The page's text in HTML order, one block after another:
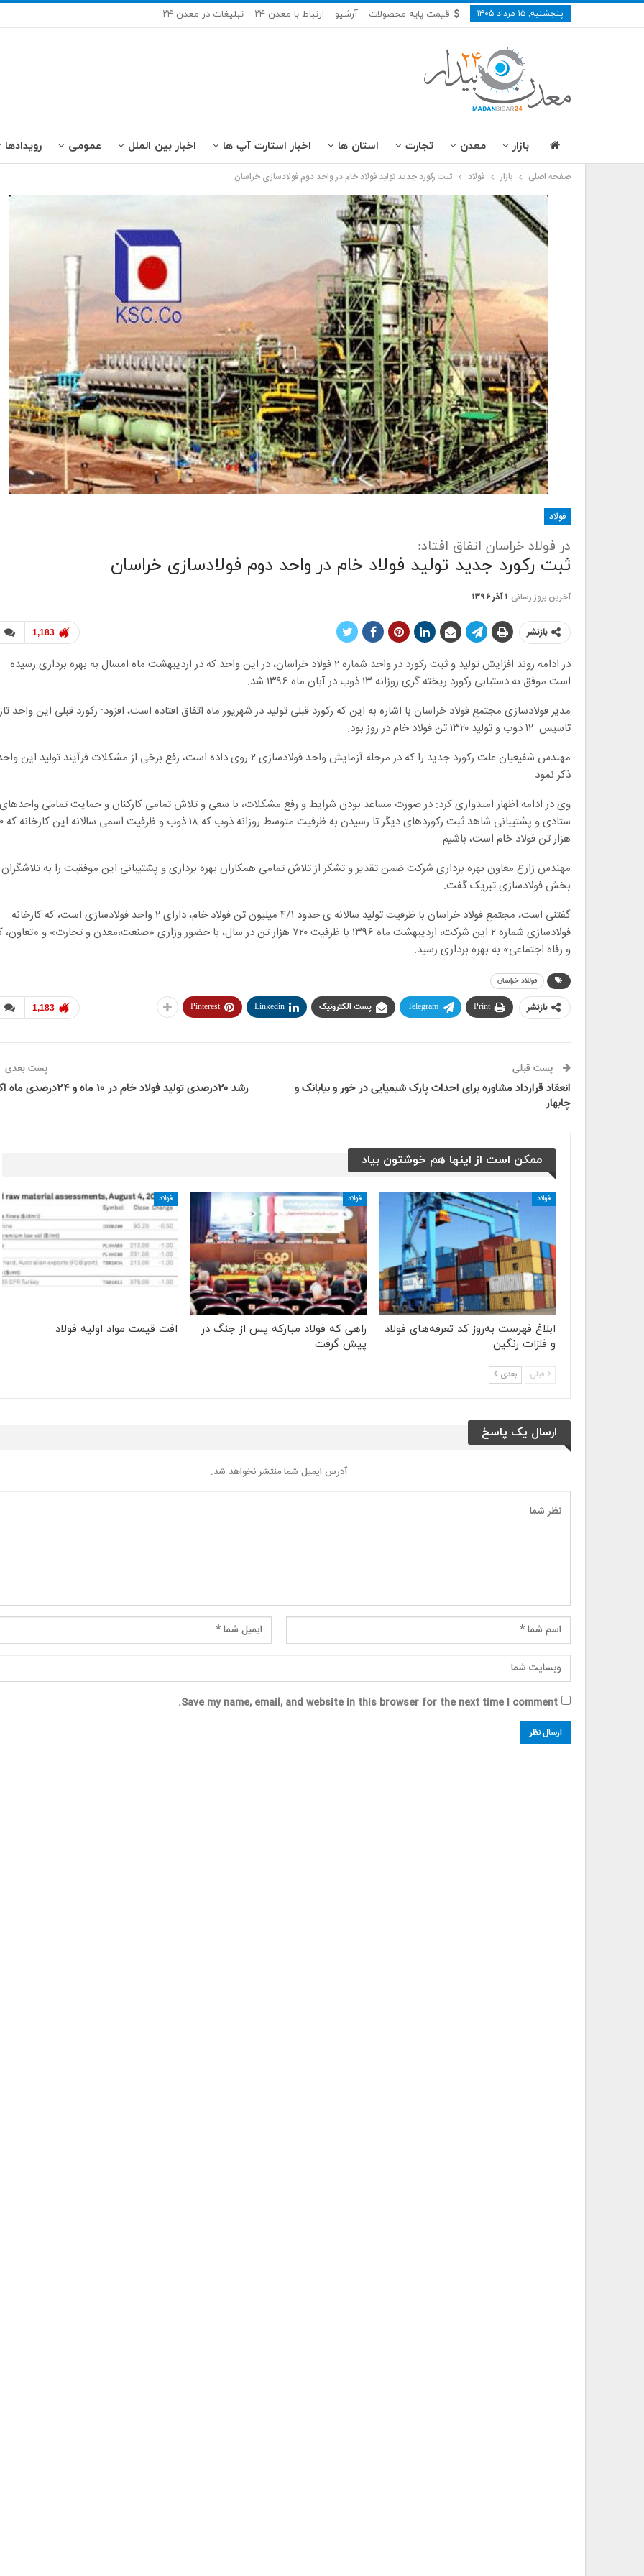
پنجشنبه, ۱۵ مرداد ۱۴۰۵ قیمت پایه محصولات آرشیو ارتباط با معدن ۲۴ تبلیغات در معدن ۲۴
بازار معدن تجارت استان ها اخبار استارت آپ ها اخبار بین الملل عمومی رویدادها
صفحه اصلی بازار فولاد ثبت رکورد جدید تولید فولاد خام در واحد دوم فولادسازی خراسان
فولاد
در فولاد خراسان اتفاق افتاد:
ثبت رکورد جدید تولید فولاد خام در واحد دوم فولادسازی خراسان
آخرین بروز رسانی ۱ آذر ۱۳۹۶
1,183 بازنشر
در ادامه روند افزایش تولید و ثبت رکورد در واحد شماره ۲ فولاد خراسان، در این واحد که در اردیبهشت ماه امسال به بهره برداری رسیده
است موفق به دستیابی رکورد ریخته گری روزانه ۱۳ ذوب در آبان ماه ۱۳۹۶ شد.
مدیر فولادسازی مجتمع فولاد خراسان با اشاره به این که رکورد قبلی تولید در شهریور ماه اتفاق افتاده است، افزود: رکورد قبلی این واحد
تاسیس ۱۲ ذوب و تولید ۱۳۲۰ تن فولاد خام در روز بود.
مهندس شفیعیان علت رکورد جدید را که در مرحله آزمایش واحد فولادسازی ۲ روی داده است، رفع برخی از مشکلات فرآیند تولید این
ذکر نمود.
وی در ادامه اظهار امیدواری کرد: در صورت مساعد بودن شرایط و رفع مشکلات، با سعی و تلاش تمامی کارکنان و حمایت تمامی واحدهای
ستادی و پشتیبانی
هزار تن فولاد خام است، باشیم.
مهندس زارع معاون بهره برداری شرکت ضمن تقدیر و تشکر از تلاش تمامی همکاران بهره برداری و پشتیبانی این موفقیت را به تلاشگران
بخش فولادسازی تبریک گفت.
گفتنی است، مجتمع فولاد خراسان با ظرفیت تولید سالانه ی حدود ۴/۱ میلیون تن فولاد خام، دارای ۲ واحد فولادسازی است، که کارخانه
فولادسازی شماره ۲ این شرکت، اردیبهشت ماه ۱۳۹۶ با ظرفیت ۷۲۰ هزار تن در سال، با حضور وزاری «صنعت،معدن و تجارت» و
و رفاه اجتماعی» به بهره برداری رسید.
فوللاد خراسان
1,183 بازنشر Print
Telegram پست الکترونیک Linkedin
Pinterest
پست قبلی
انعقاد قرارداد مشاوره برای احداث پارک شیمیایی در خور و بیابانک و
چابهار
پست بعدی
رشد ۲۰درصدی تولید فولاد خام در ۱۰ ماه و ۲۴درصدی ماه اکتبر
ممکن است از اینها هم خوشتون بیاد
فولاد
ابلاغ فهرست به‌روز کد تعرفه‌های فولاد
و فلزات رنگین
فولاد
راهی که فولاد مبارکه پس از جنگ در
پیش گرفت
فولاد
افت قیمت مواد اولیه فولاد
قبلی بعدی
ارسال یک پاسخ
آدرس ایمیل شما منتشر نخواهد شد.
Save my name, email, and website in this browser for the next time I comment.